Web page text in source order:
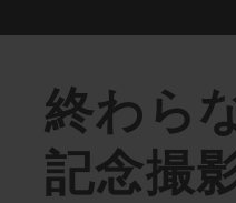
終わら
記念撮